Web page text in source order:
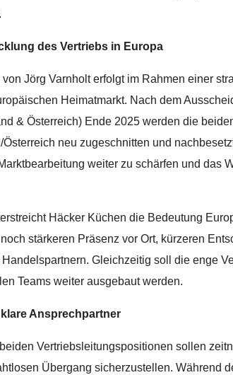
des Vertriebs in Europa
Jörg Varnholt erfolgt im Rahmen einer
Heimatmarkt. Nach dem
& Österreich) Ende 2025 werden die
neu zugeschnitten und
weiter zu schärfen und das
Häcker Küchen die Bedeutung
stärkeren Präsenz vor Ort, kürzeren
Gleichzeitig soll die enge
Teams weiter ausgebaut werden.
Ansprechpartner
Vertriebsleitungspositionen sollen
Übergang sicherzustellen. Während